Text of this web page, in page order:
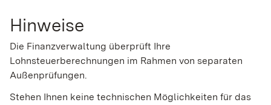
Hinweise
Die Finanzverwaltung überprüft Ihre
Lohnsteuerberechnungen im Rahmen von separaten
Außenprüfungen.
Stehen Ihnen keine technischen Möglichkeiten für das